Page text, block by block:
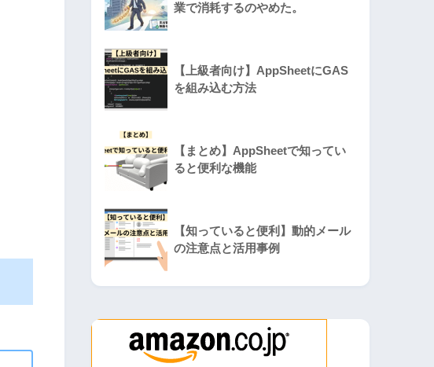
業で消耗するのやめた。
【上級者向け】AppSheetにGAS
を組み込む方法
【まとめ】AppSheetで知ってい
ると便利な機能
【知っていると便利】動的メール
の注意点と活用事例